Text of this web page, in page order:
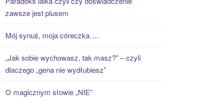
zawsze jest plusem
Mój synuś, moja córeczka….
„Jak sobie wychowasz, tak masz?” – czyli
dlaczego „gena nie wydłubiesz”
O magicznym słowie „NIE”